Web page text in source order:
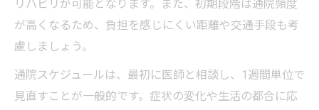
リハビリが可能となります。また、初期段階は通院頻度
が高くなるため、負担を感じにくい距離や交通手段も考
慮しましょう。
通院スケジュールは、最初に医師と相談し、1週間単位で
見直すことが一般的です。症状の変化や生活の都合に応